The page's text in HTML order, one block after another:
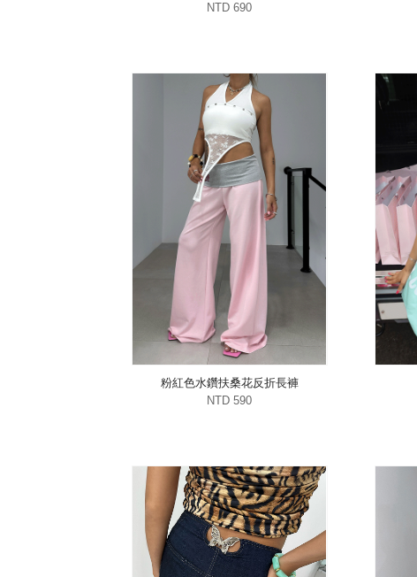
NTD 690
粉紅色水鑽扶桑花反折長褲
NTD 590